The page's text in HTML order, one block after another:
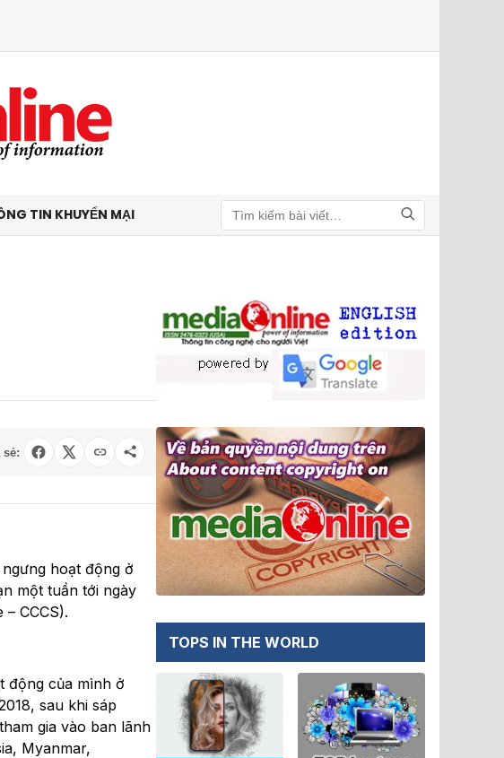
TIN KHUYẾN MẠI
Tìm kiếm
sẻ:
hoạt động ở
một tuần tới ngày
CCCS).
động của mình ở
sau khi sáp
gia vào ban lãnh
Myanmar,
TOPS IN THE WORLD